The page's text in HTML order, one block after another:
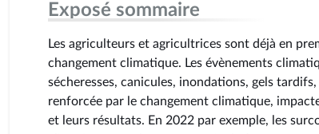
26 avril 2024
25 avril 2024
25 avril 2024
25 avril 2024
Exposé sommaire
Les agriculteurs et agricultrices sont déjà en
changement climatique. Les évènements
sécheresses, canicules, inondations, gels
renforcée par le changement climatique,
et leurs résultats. En 2022 par exemple, les